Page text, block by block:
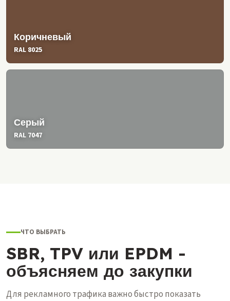
Коричневый
RAL 8025
Серый
RAL 7047
ЧТО ВЫБРАТЬ
SBR, TPV или EPDM -
объясняем до закупки
Для рекламного трафика важно быстро показать